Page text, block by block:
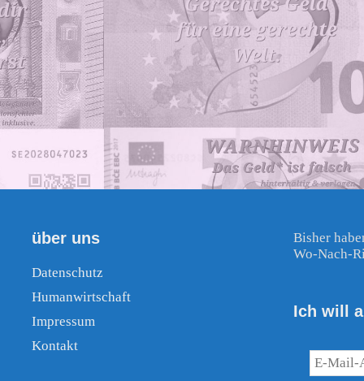
über uns
Datenschutz
Humanwirtschaft
Impressum
Kontakt
Bisher
Wo-Nach-
Ich will